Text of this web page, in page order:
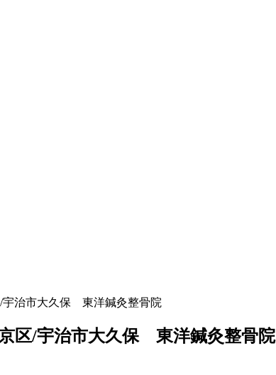
治市大久保 東洋鍼灸整骨院
区/宇治市大久保 東洋鍼灸整骨院